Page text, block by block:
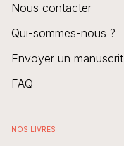
Nous contacter
Qui-sommes-nous ?
Envoyer un manuscrit
FAQ
NOS LIVRES